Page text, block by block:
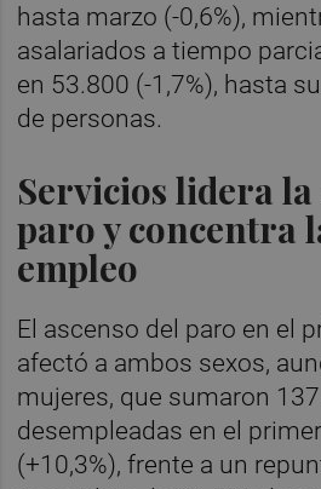
hasta marzo (-0,6%),
asalariados a tiempo
en 53.800 (-1,7%), hasta
de personas.
Servicios lidera la
paro y concentra
empleo
El ascenso del paro en el
afectó a ambos sexos,
mujeres, que sumaron
desempleadas en el
(+10,3%), frente a un